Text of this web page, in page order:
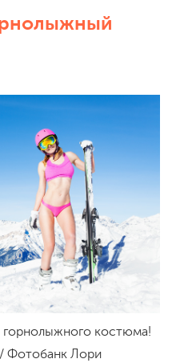
горнолыжного костюма!
Фотобанк Лори